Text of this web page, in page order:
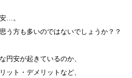
…。
う方も多いのではないでしょうか？？
円安が起きているのか、
ット・デメリットなど、